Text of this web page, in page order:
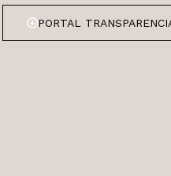
PORTAL